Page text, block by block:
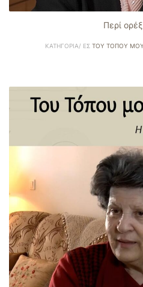
Περί
ΚΑΤΗΓΟΡΊΑ/ ΕΣ ΤΟΥ ΤΌΠΟΥ